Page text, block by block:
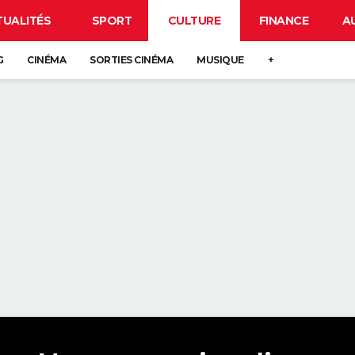
SPORT CULTURE FINANCE
CINÉMA SORTIES CINÉMA MUSIQUE +